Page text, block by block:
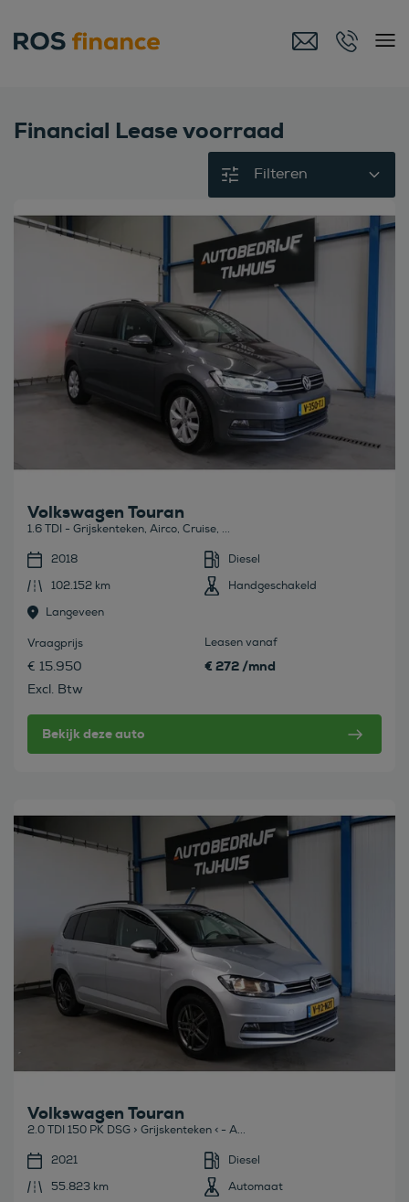
Financial Lease voorraad
Filteren
Bekijk deze auto
Volkswagen Touran
1.6 TDI - Grijskenteken, Airco, Cruise, ...
2018
Diesel
102.152 km
Handgeschakeld
Langeveen
Vraagprijs
€ 15.950
Excl. Btw
Leasen vanaf
€ 272 /mnd
Bekijk deze auto
Bekijk deze auto
Volkswagen Touran
2.0 TDI 150 PK DSG > Grijskenteken < - A...
2021
Diesel
55.823 km
Automaat